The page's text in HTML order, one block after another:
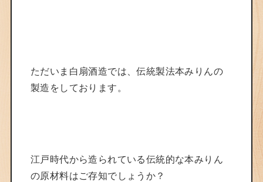
ただいま白扇酒造では、伝統製法本みりんの
製造をしております。
江戸時代から造られている伝統的な本みりん
の原材料はご存知でしょうか？